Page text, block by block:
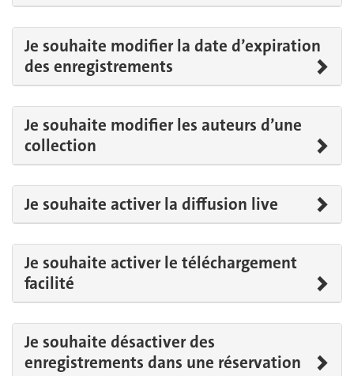
Je souhaite modifier la date d’expiration
des enregistrements
Je souhaite modifier les auteurs d’une
collection
Je souhaite activer la diffusion live
Je souhaite activer le téléchargement
facilité
Je souhaite désactiver des
enregistrements dans une réservation